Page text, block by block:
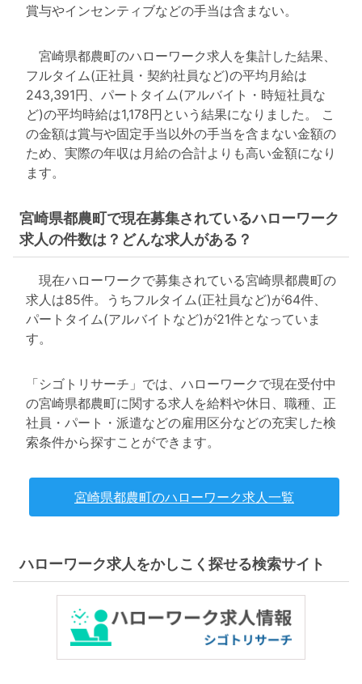
賞与やインセンティブなどの手当は含まない。
宮崎県都農町のハローワーク求人を集計した結果、
フルタイム(正社員・契約社員など)の平均月給は
243,391円、パートタイム(アルバイト・時短社員な
ど)の平均時給は1,178円という結果になりました。 こ
の金額は賞与や固定手当以外の手当を含まない金額の
ため、実際の年収は月給の合計よりも高い金額になり
ます。
宮崎県都農町で現在募集されているハローワーク
求人の件数は？どんな求人がある？
現在ハローワークで募集されている宮崎県都農町の
求人は85件。うちフルタイム(正社員など)が64件、
パートタイム(アルバイトなど)が21件となっていま
す。
「シゴトリサーチ」では、ハローワークで現在受付中
の宮崎県都農町に関する求人を給料や休日、職種、正
社員・パート・派遣などの雇用区分などの充実した検
索条件から探すことができます。
宮崎県都農町のハローワーク求人一覧
ハローワーク求人をかしこく探せる検索サイト